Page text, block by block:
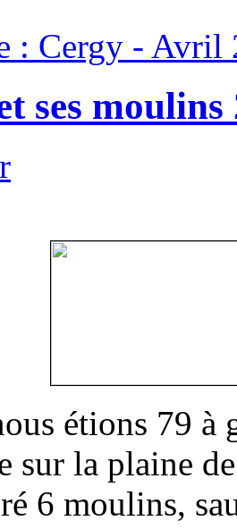
: Cergy - Avril
ses moulins
étions 79 à
sur la plaine
6 moulins,